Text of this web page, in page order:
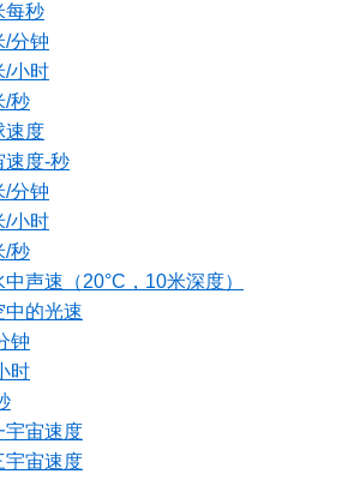
每秒
/分钟
/小时
/秒
速度
速度-秒
/分钟
/小时
/秒
声速（20°C，10米深度）
中的光速
钟
时
宇宙速度
宇宙速度